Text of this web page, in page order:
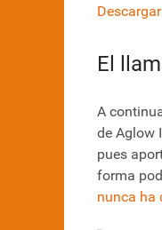
El
A
de Aglow
pues
forma
nunca ha